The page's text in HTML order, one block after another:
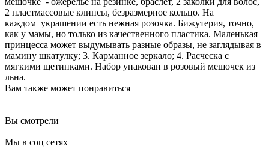
2 пластмассовые клипсы, безразмерное кольцо. На
каждом украшении есть нежная розочка. Бижутерия, точно,
как у мамы, но только из качественного пластика. Маленькая
принцесса может выдумывать разные образы, не заглядывая в
мамину шкатулку; 3. Карманное зеркало; 4. Расческа с
мягкими щетинками. Набор упакован в розовый мешочек из
льна.
Вам также может понравиться
Вы смотрели
Мы в соц сетях